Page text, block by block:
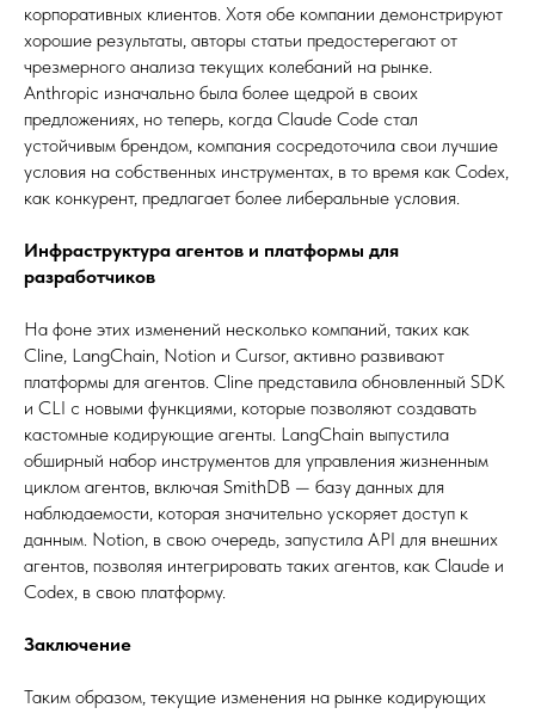
корпоративных клиентов. Хотя обе компании демонстрируют
хорошие результаты, авторы статьи предостерегают от
чрезмерного анализа текущих колебаний на рынке.
Anthropic изначально была более щедрой в своих
предложениях, но теперь, когда Claude Code стал
устойчивым брендом, компания сосредоточила свои лучшие
условия на собственных инструментах, в то время как Codex,
как конкурент, предлагает более либеральные условия.
Инфраструктура агентов и платформы для
разработчиков
На фоне этих изменений несколько компаний, таких как
Cline, LangChain, Notion и Cursor, активно развивают
платформы для агентов. Cline представила обновленный SDK
и CLI с новыми функциями, которые позволяют создавать
кастомные кодирующие агенты. LangChain выпустила
обширный набор инструментов для управления жизненным
циклом агентов, включая SmithDB — базу данных для
наблюдаемости, которая значительно ускоряет доступ к
данным. Notion, в свою очередь, запустила API для внешних
агентов, позволяя интегрировать таких агентов, как Claude и
Codex, в свою платформу.
Заключение
Таким образом, текущие изменения на рынке кодирующих